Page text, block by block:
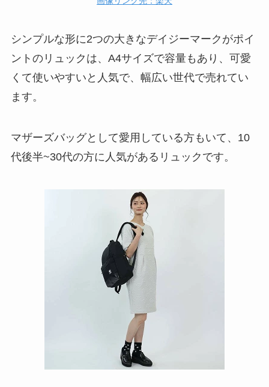
シンプルな形に2つの大きなデイジーマークがポイ
ントのリュックは、A4サイズで容量もあり、可愛
くて使いやすいと人気で、幅広い世代で売れてい
ます。
マザーズバッグとして愛用している方もいて、10
代後半~30代の方に人気があるリュックです。